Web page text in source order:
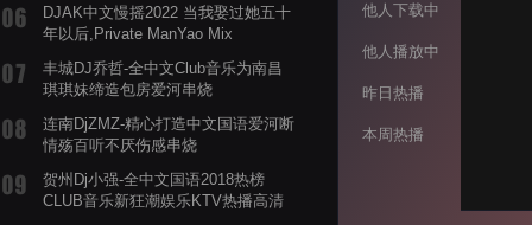
DJAK中文慢摇2022 当我娶过她五十
年以后,Private ManYao Mix
丰城DJ乔哲-全中文Club音乐为南昌
琪琪妹缔造包房爱河串烧
连南DjZMZ-精心打造中文国语爱河断
情殇百听不厌伤感串烧
贺州Dj小强-全中文国语2018热榜
CLUB音乐新狂潮娱乐KTV热播高清
他人下载中
他人播放中
昨日热播
本周热播